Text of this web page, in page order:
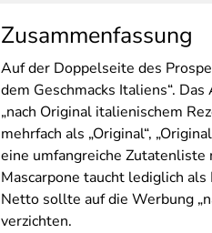
Zusammenfassung
Aufder Doppelseite des
dem Geschmacks Italiens“.
„nach Original italienischem
mehrfach als „Original“,
eine umfangreiche
Mascarpone taucht lediglich
Netto sollte auf die Werbung
verzichten.